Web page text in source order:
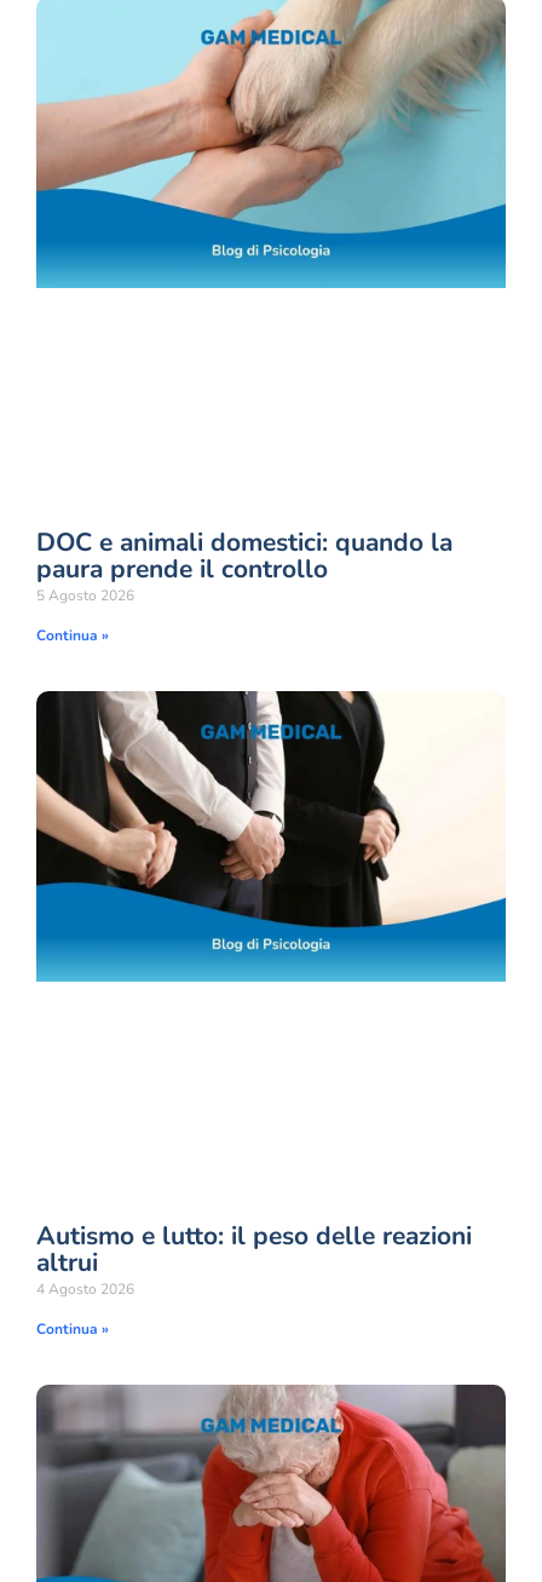
DOC e animali domestici: quando la
paura prende il controllo
5 Agosto 2026
Continua »
Autismo e lutto: il peso delle reazioni
altrui
4 Agosto 2026
Continua »